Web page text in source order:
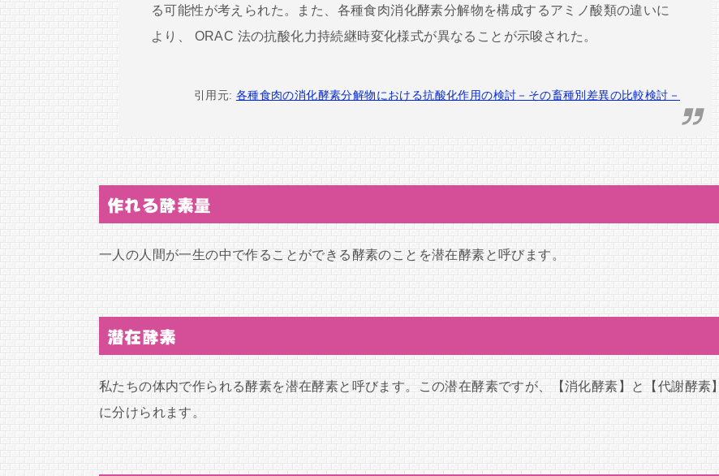
る可能性が考えられた。また、各種食肉消化酵素分解物を構成するアミノ酸類の違いに
より、 ORAC 法の抗酸化力持続継時変化様式が異なることが示唆された。
引用元: 各種食肉の消化酵素分解物における抗酸化作用の検討－その畜種別差異の比較検討－
作れる酵素量
一人の人間が一生の中で作ることができる酵素のことを潜在酵素と呼びます。
潜在酵素
私たちの体内で作られる酵素を潜在酵素と呼びます。この潜在酵素ですが、【消化酵素】と【代謝酵素】
に分けられます。